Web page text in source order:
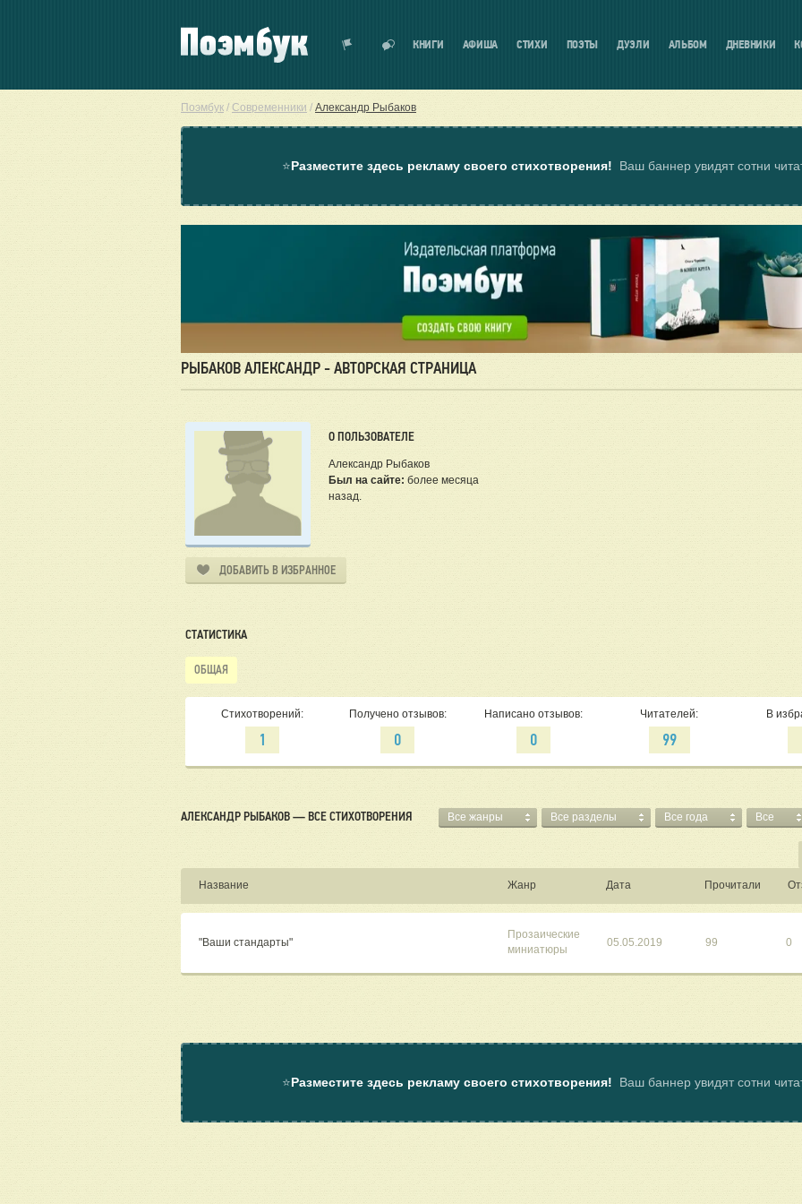
КНИГИ АФИША СТИХИ ПОЭТЫ ДУЭЛИ АЛЬБОМ ДНЕВНИКИ
Поэмбук / Современники / Александр Рыбаков
⭐Разместите здесь рекламу своего стихотворения! Ваш баннер увидят сотни
РЫБАКОВ АЛЕКСАНДР - АВТОРСКАЯ СТРАНИЦА
О ПОЛЬЗОВАТЕЛЕ
Александр Рыбаков
Был на сайте: более месяца
назад.
ДОБАВИТЬ В ИЗБРАННОЕ
СТАТИСТИКА
ОБЩАЯ
Стихотворений:
1
Получено отзывов:
0
Написано отзывов:
0
Читателей:
99
В
АЛЕКСАНДР РЫБАКОВ — ВСЕ СТИХОТВОРЕНИЯ Все жанры Все разделы Все года Все
Название Жанр Дата Прочитали
"Ваши стандарты"
Прозаические
миниатюры
05.05.2019 99 0
⭐Разместите здесь рекламу своего стихотворения! Ваш баннер увидят сотни